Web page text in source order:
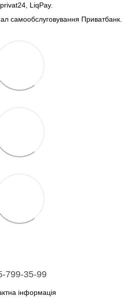
LiqPay.
самообслуговування Приватбанк.
799-35-99
інформація